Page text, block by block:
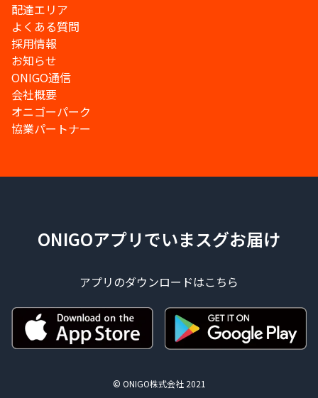
配達エリア
よくある質問
採用情報
お知らせ
ONIGO通信
会社概要
オニゴーパーク
協業パートナー
ONIGOアプリでいまスグお届け
アプリのダウンロードはこちら
© ONIGO株式会社 2021